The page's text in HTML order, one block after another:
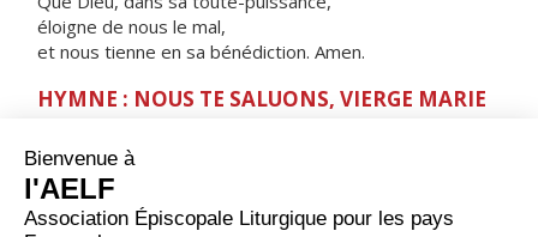
éloigne de nous le mal,
et nous tienne en sa bénédiction. Amen.
HYMNE : NOUS TE SALUONS, VIERGE MARIE
servante du Seigneur.
Ta foi nous a donné
l'Enfant de la promesse,
la source de la vie.